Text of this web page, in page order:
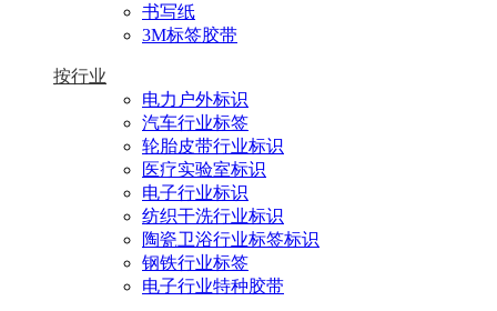
书写纸
3M标签胶带
按行业
电力户外标识
汽车行业标签
轮胎皮带行业标识
医疗实验室标识
电子行业标识
纺织干洗行业标识
陶瓷卫浴行业标签标识
钢铁行业标签
电子行业特种胶带